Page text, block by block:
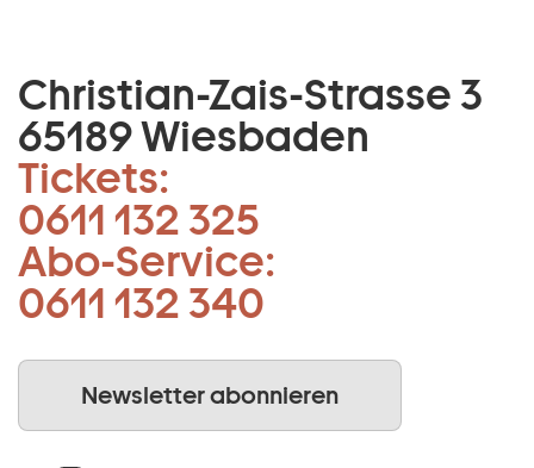
Christian-Zais-Strasse 3
65189 Wiesbaden
Tickets:
0611 132 325
Abo-Service:
0611 132 340
Newsletter abonnieren